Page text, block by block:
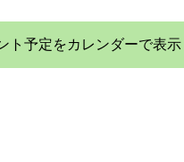
ト予定をカレンダーで表示